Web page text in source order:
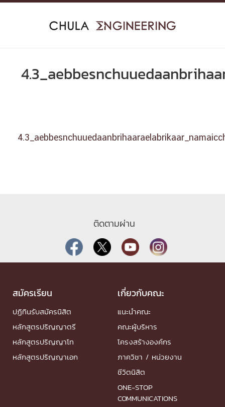
Skip
ติดตามผ่าน
สมัครเรียน
ปฏิทินรับสมัครนิสิต
หลักสูตรปริญญาตรี
หลักสูตรปริญญาโท
หลักสูตรปริญญาเอก
เกี่ยวกับคณะ
แนะนำคณะ
คณะผู้บริหาร
โครงสร้างองค์กร
ภาควิชา / หน่วยงาน
ชีวิตนิสิต
ONE-STOP
COMMUNICATIONS